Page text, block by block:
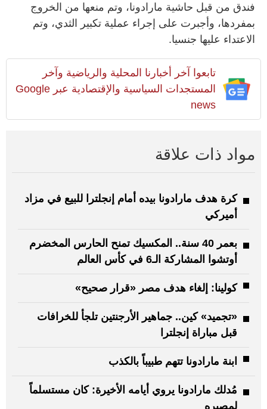
فندق من قبل حاشية مارادونا، وتم منعها من الخروج
بمفردها، وأجبرت على إجراء عملية تكبير الثدي، وتم
الاعتداء عليها جنسيا.
تابعوا آخر أخبارنا المحلية والرياضية وآخر
المستجدات السياسية والإقتصادية عبر Google
news
مواد ذات علاقة
كرة هدف مارادونا بيده أمام إنجلترا للبيع في مزاد
أميركي
بعمر 40 سنة.. المكسيك تمنح الحارس المخضرم
أوتشوا المشاركة الـ6 في كأس العالم
كولينا: إلغاء هدف مصر «قرار صحيح»
«تجميد» كين.. جماهير الأرجنتين تلجأ للخرافات
قبل مباراة إنجلترا
ابنة مارادونا تتهم طبيباً بالكذب
مُدلك مارادونا يروي أيامه الأخيرة: كان مستسلماً
لمصيره